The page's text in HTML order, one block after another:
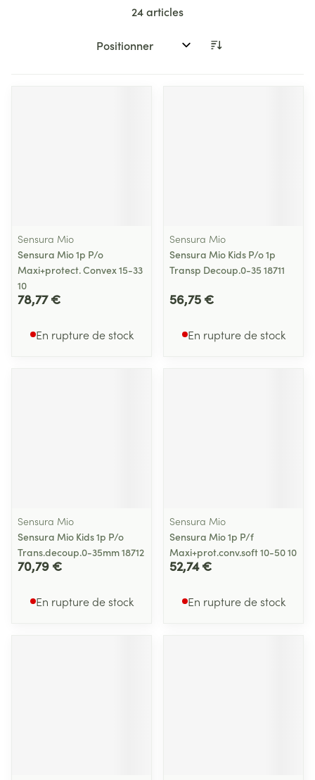
24articles
Trier par:
Sensura Mio
Sensura Mio 1p P/o
Maxi+protect. Convex 15-33
10
78,77 €
En rupture de stock
Sensura Mio
Sensura Mio Kids P/o 1p
Transp Decoup.0-35 18711
56,75 €
En rupture de stock
Sensura Mio
Sensura Mio Kids 1p P/o
Trans.decoup.0-35mm 18712
70,79 €
En rupture de stock
Sensura Mio
Sensura Mio 1p P/f
Maxi+prot.conv.soft 10-50 10
52,74 €
En rupture de stock